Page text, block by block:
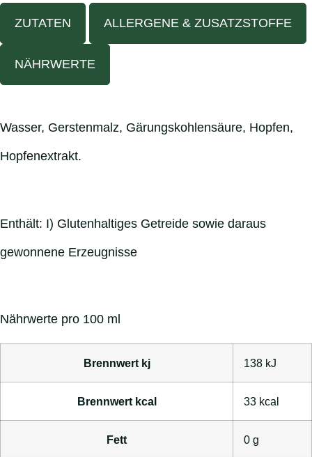
ZUTATEN ALLERGENE & ZUSATZSTOFFE
NÄHRWERTE
Wasser, Gerstenmalz, Gärungskohlensäure, Hopfen,
Hopfenextrakt.
Enthält: I) Glutenhaltiges Getreide sowie daraus
gewonnene Erzeugnisse
Nährwerte pro 100 ml
Brennwert kj 138 kJ
Brennwert kcal 33 kcal
Fett 0 g